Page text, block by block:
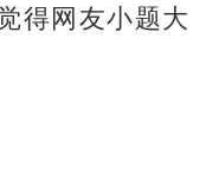
得网友小题大